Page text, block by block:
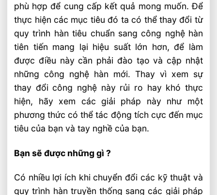
phù hợp để cung cấp kết quả mong muốn. Để
thực hiện các mục tiêu đó ta có thể thay đổi từ
quy trình hàn tiêu chuẩn sang công nghệ hàn
tiên tiến mang lại hiệu suất lớn hơn, để làm
được điều này cần phải đào tạo và cập nhật
những công nghệ hàn mới. Thay vì xem sự
thay đổi công nghệ này rủi ro hay khó thực
hiện, hãy xem các giải pháp này như một
phương thức có thể tác động tích cực đến mục
tiêu của bạn và tay nghề của bạn.
Bạn sẽ được những gì ?
Có nhiều lợi ích khi chuyển đổi các kỹ thuật và
quy trình hàn truyền thống sang các giải pháp